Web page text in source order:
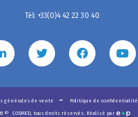
Tél: +33(0)4 42 22 30 40
générales de vente Politique de confidentialité
© COSMED, tous droits réservés. Réalisé par